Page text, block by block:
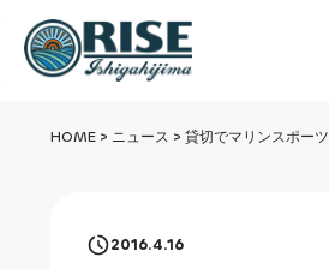
HOME > ニュース > 貸切でマリンスポーツ
2016.4.16